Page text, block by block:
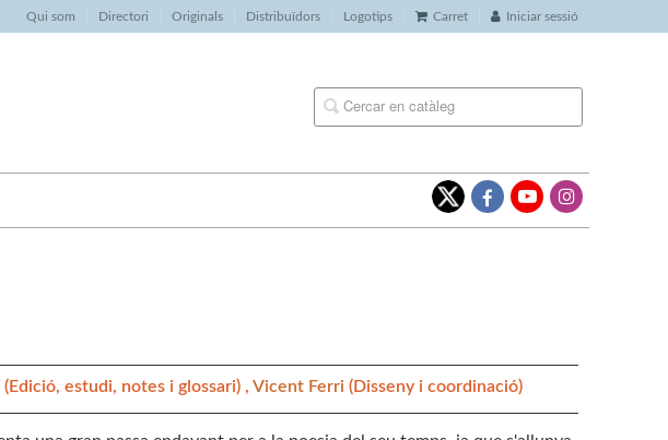
Qui som Directori Originals Distribuïdors Logotips Carret Iniciar sessió
(Edició, estudi, notes i glossari) ,Vicent Ferri(Disseny i coordinació)